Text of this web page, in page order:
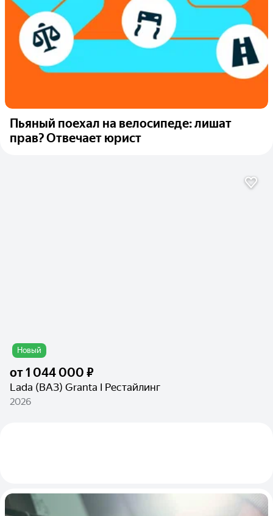
Пьяный поехал на велосипеде: лишат
прав? Отвечает юрист
Новый
от1 044 000 ₽
Lada (ВАЗ) Granta I Рестайлинг
2026